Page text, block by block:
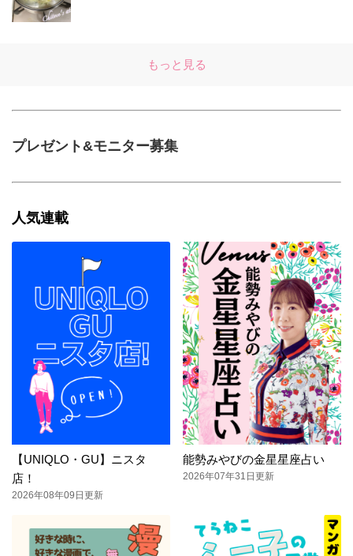
もっと見る
プレゼント&モニター募集
人気連載
【UNIQLO・GU】ニスタ
店！
2026年08年09日更新
能勢みやびの金星星座占い
2026年07年31日更新